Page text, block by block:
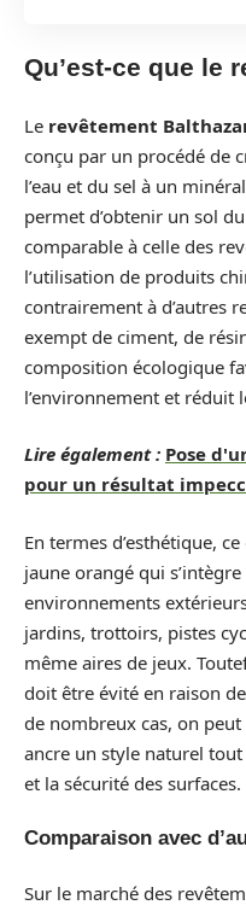
Qu’est-ce que le
Le revêtement
conçu par un procédé de
l’eau et du sel à un
permet d’obtenir un sol
comparable à celle des
l’utilisation de produits
contrairement à d’autres
exempt de ciment, de
composition écologique
l’environnement et réduit
Lire également : Pose
pour un résultat
En termes d’esthétique,
jaune orangé qui
environnements
jardins, trottoirs, pistes
même aires de jeux.
doit être évité en raison
de nombreux cas, on
ancre un style naturel
et la sécurité des surfaces.
Comparaison avec
Sur le marché des